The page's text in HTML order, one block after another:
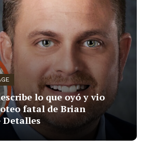
lo que oyó y vio
fatal de Brian
Detalles